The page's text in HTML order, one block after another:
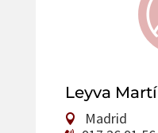
Leyva
Madrid